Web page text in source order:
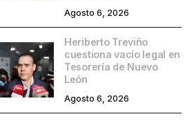
Agosto 6, 2026
Heriberto Treviño
cuestiona vacío legal en
Tesorería de Nuevo
León
Agosto 6, 2026